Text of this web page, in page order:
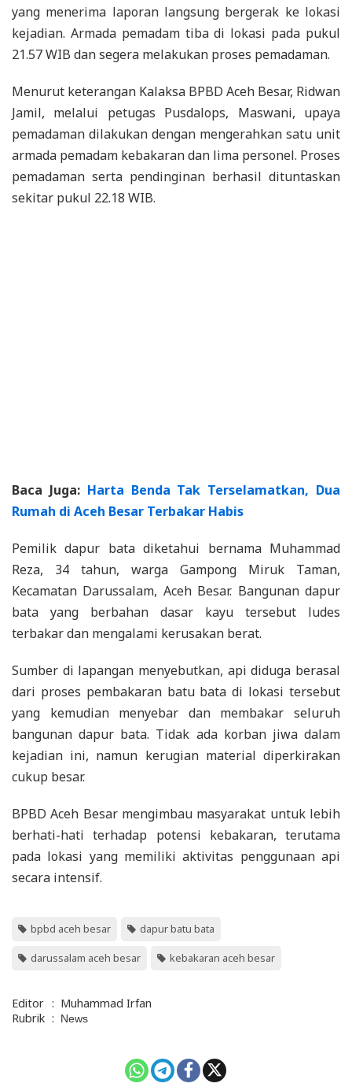
yang menerima laporan langsung bergerak ke lokasi
kejadian. Armada pemadam tiba di lokasi pada pukul
21.57 WIB dan segera melakukan proses pemadaman.
Menurut keterangan Kalaksa BPBD Aceh Besar, Ridwan
Jamil, melalui petugas Pusdalops, Maswani, upaya
pemadaman dilakukan dengan mengerahkan satu unit
armada pemadam kebakaran dan lima personel. Proses
pemadaman serta pendinginan berhasil dituntaskan
sekitar pukul 22.18 WIB.
Baca Juga: Harta Benda Tak Terselamatkan, Dua
Rumah di Aceh Besar Terbakar Habis
Pemilik dapur bata diketahui bernama Muhammad
Reza, 34 tahun, warga Gampong Miruk Taman,
Kecamatan Darussalam, Aceh Besar. Bangunan dapur
bata yang berbahan dasar kayu tersebut ludes
terbakar dan mengalami kerusakan berat.
Sumber di lapangan menyebutkan, api diduga berasal
dari proses pembakaran batu bata di lokasi tersebut
yang kemudian menyebar dan membakar seluruh
bangunan dapur bata. Tidak ada korban jiwa dalam
kejadian ini, namun kerugian material diperkirakan
cukup besar.
BPBD Aceh Besar mengimbau masyarakat untuk lebih
berhati-hati terhadap potensi kebakaran, terutama
pada lokasi yang memiliki aktivitas penggunaan api
secara intensif.
bpbd aceh besar dapur batu bata
darussalam aceh besar kebakaran aceh besar
Editor : Muhammad Irfan
Rubrik : News